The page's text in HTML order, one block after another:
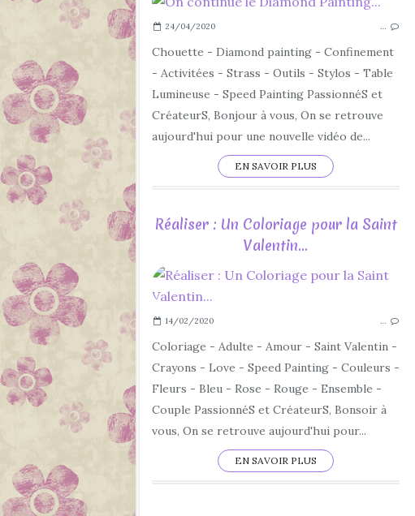
24/04/2020 …
Chouette - Diamond painting - Confinement
- Activitées - Strass - Outils - Stylos - Table
Lumineuse - Speed Painting PassionnéS et
CréateurS, Bonjour à vous, On se retrouve
aujourd'hui pour une nouvelle vidéo de...
EN SAVOIR PLUS
Réaliser : Un Coloriage pour la Saint
Valentin...
14/02/2020 …
Coloriage - Adulte - Amour - Saint Valentin -
Crayons - Love - Speed Painting - Couleurs -
Fleurs - Bleu - Rose - Rouge - Ensemble -
Couple PassionnéS et CréateurS, Bonsoir à
vous, On se retrouve aujourd'hui pour...
EN SAVOIR PLUS